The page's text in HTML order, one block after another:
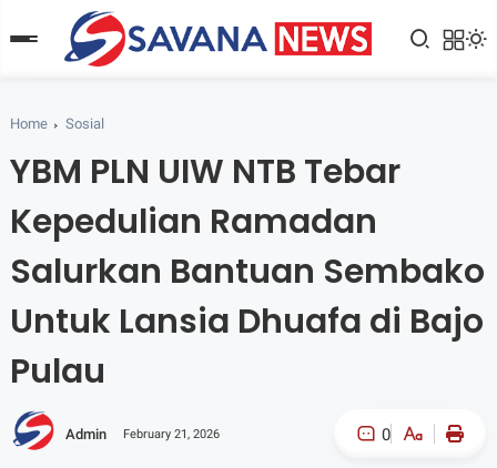
Home Sosial
YBM PLN UIW NTB Tebar
Kepedulian Ramadan
Salurkan Bantuan Sembako
Untuk Lansia Dhuafa di Bajo
Pulau
Admin February 21, 2026 0